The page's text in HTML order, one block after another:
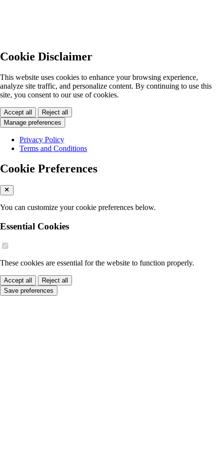
Cookie Disclaimer
This website uses cookies to enhance your browsing experience,
analyze site traffic, and personalize content. By continuing to use this
site, you consent to our use of cookies.
Accept all
Reject all
Manage preferences
Privacy Policy
Terms and Conditions
Cookie Preferences
You can customize your cookie preferences below.
Essential Cookies
These cookies are essential for the website to function properly.
Accept all
Reject all
Save preferences